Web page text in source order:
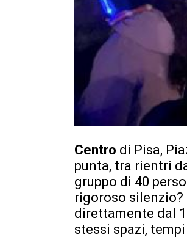
Centro di Pisa,
punta, tra rientri
gruppo di 40
rigoroso
direttamente dal
stessi spazi,